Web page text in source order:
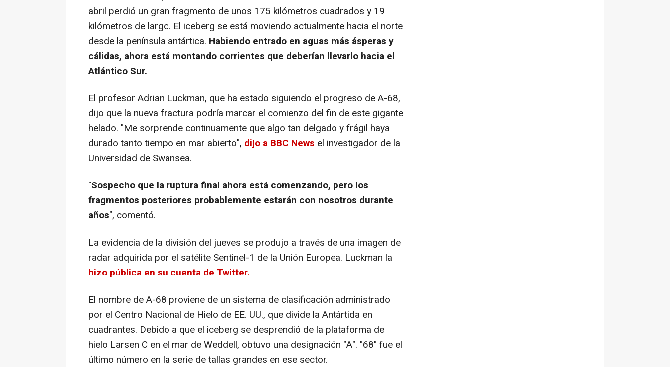
abril perdió un gran fragmento de unos 175 kilómetros cuadrados y 19
kilómetros de largo. El iceberg se está moviendo actualmente hacia el norte
desde la península antártica. Habiendo entrado en aguas más ásperas y
cálidas, ahora está montando corrientes que deberían llevarlo hacia el
Atlántico Sur.
El profesor Adrian Luckman, que ha estado siguiendo el progreso de A-68,
dijo que la nueva fractura podría marcar el comienzo del fin de este gigante
helado. "Me sorprende continuamente que algo tan delgado y frágil haya
durado tanto tiempo en mar abierto", dijo a BBC News el investigador de la
Universidad de Swansea.
"Sospecho que la ruptura final ahora está comenzando, pero los
fragmentos posteriores probablemente estarán con nosotros durante
años", comentó.
La evidencia de la división del jueves se produjo a través de una imagen de
radar adquirida por el satélite Sentinel-1 de la Unión Europea. Luckman la
hizo pública en su cuenta de Twitter.
El nombre de A-68 proviene de un sistema de clasificación administrado
por el Centro Nacional de Hielo de EE. UU., que divide la Antártida en
cuadrantes. Debido a que el iceberg se desprendió de la plataforma de
hielo Larsen C en el mar de Weddell, obtuvo una designación "A". "68" fue el
último número en la serie de tallas grandes en ese sector.